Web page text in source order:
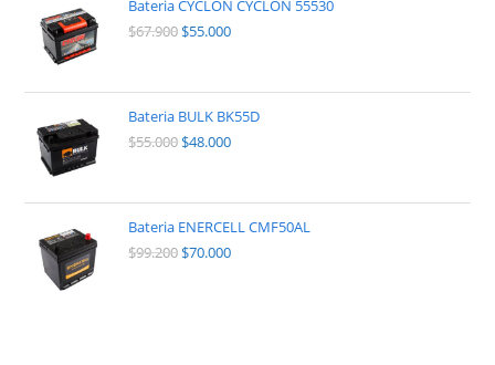
Bateria CYCLON CYCLON 55530
$67.900 $55.000
Bateria BULK BK55D
$55.000 $48.000
Bateria ENERCELL CMF50AL
$99.200 $70.000